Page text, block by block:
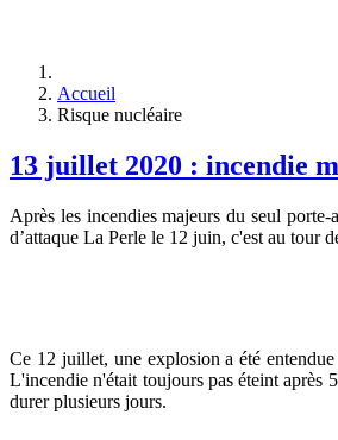
Accueil
Risque nucléaire
13 juillet 2020 : incendie
Après les incendies majeurs du seul
d’attaque La Perle le 12 juin, c'est au tour
Ce 12 juillet, une explosion a été
L'incendie n'était toujours pas éteint après
durer plusieurs jours.